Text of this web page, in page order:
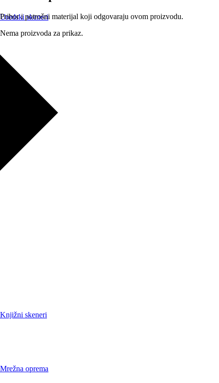
Uredski skeneri
Knjižni skeneri
Mrežna oprema
Pribor i potrošni materijal koji odgovaraju ovom proizvodu.
Nema proizvoda za prikaz.